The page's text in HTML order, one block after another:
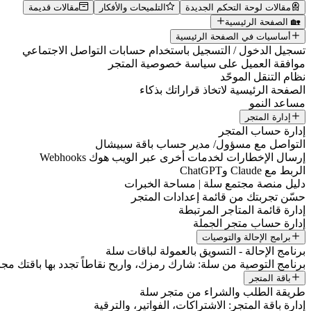
مقالات لوحة التحكم الجديدة التلميحات والأفكار
مقالات قديمة
🏡 الصفحة الرئيسية
أساسيات في الصفحة الرئيسية
تسجيل الدخول / التسجيل باستخدام حسابات التواصل الاجتماعي
موافقة العميل على سياسة خصوصية المتجر
نظام التنقل الموحّد
الصفحة الرئيسية لاتخاذ قراراتك بذكاء
مساعد النمو
إدارة المتجر
إدارة حساب المتجر
التواصل مع مسؤول/ مدير حساب باقة سبيشال
إرسال الإخطارات لخدمات أخرى عبر الويب هوك Webhooks
الربط مع Claude وChatGPT
دليل منصة مجتمع سلة | مساحة الخبرات
حسّن تجربتك من قائمة إعدادات المتجر
إدارة قائمة المتاجر المرتبطة
إدارة حساب متجر الجملة
برامج الإحالة والتوصيات
برنامج الإحالة - التسويق بالعمولة لباقات سلة
برنامج التوصية من سلة: شارك رمزك، واربح نقاطاً تجدد بها باقتك
باقة المتجر
طريقة الطلب والشراء من متجر سلة
إدارة باقة المتجر: الاشتراكات، الفواتير، والترقية